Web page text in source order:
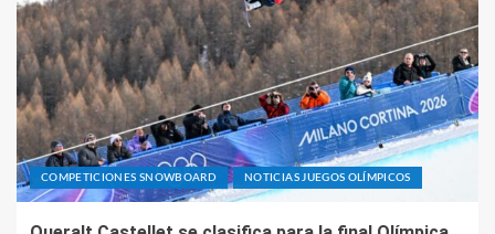
COMPETICIONES SNOWBOARD NOTICIAS JUEGOS OLÍMPICOS